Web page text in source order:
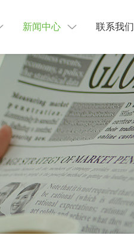
新闻中心 联系我们